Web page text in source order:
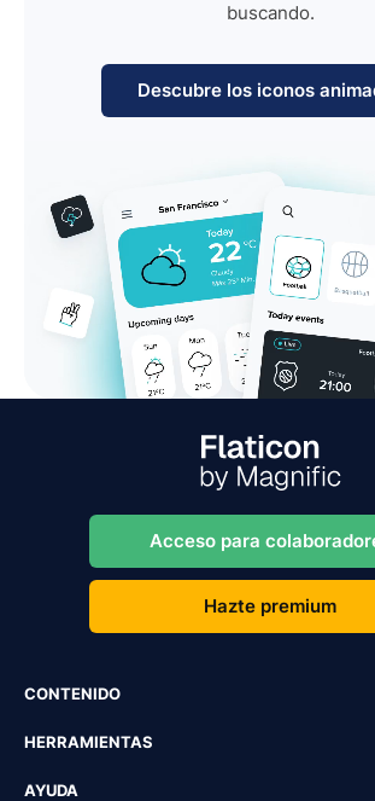
buscando.
Descubre los iconos
Acceso para
Hazte premium
CONTENIDO
HERRAMIENTAS
AYUDA